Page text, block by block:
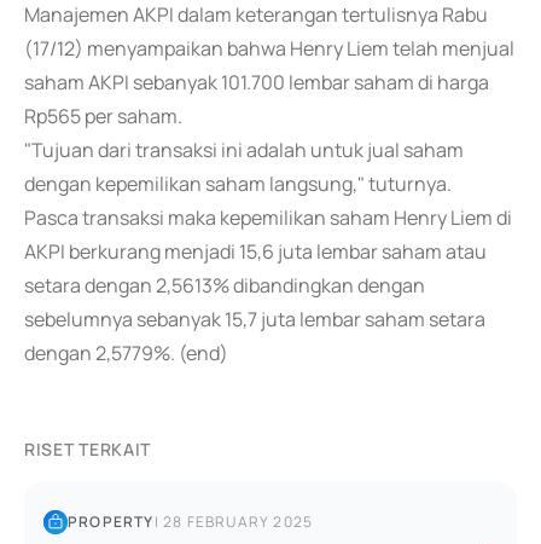
Manajemen AKPI dalam keterangan tertulisnya Rabu
(17/12) menyampaikan bahwa Henry Liem telah menjual
saham AKPI sebanyak 101.700 lembar saham di harga
Rp565 per saham.
"Tujuan dari transaksi ini adalah untuk jual saham
dengan kepemilikan saham langsung," tuturnya.
Pasca transaksi maka kepemilikan saham Henry Liem di
AKPI berkurang menjadi 15,6 juta lembar saham atau
setara dengan 2,5613% dibandingkan dengan
sebelumnya sebanyak 15,7 juta lembar saham setara
dengan 2,5779%. (end)
RISET TERKAIT
PROPERTY|28 FEBRUARY 2025